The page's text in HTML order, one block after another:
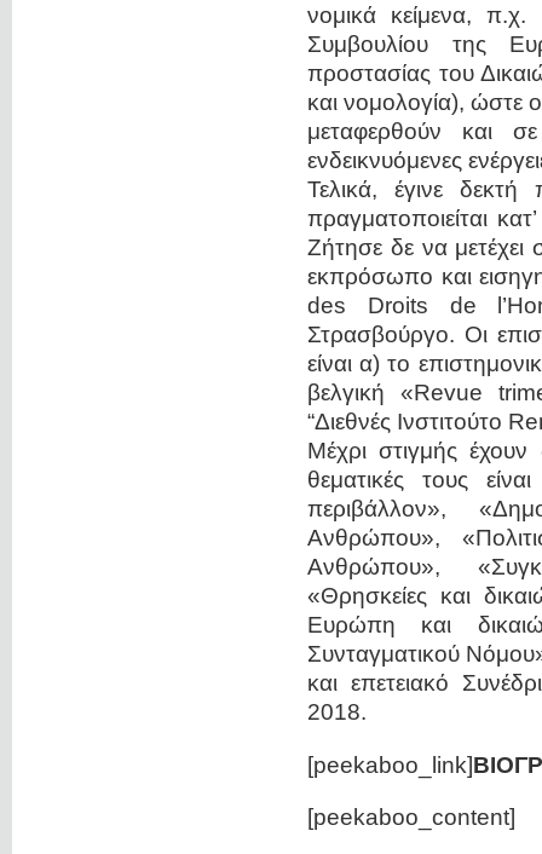
νομικά κείμενα,
Συμβουλίου της
προστασίας του
και νομολογία), ώστε
μεταφερθούν και
ενδεικνυόμενες
Τελικά, έγινε
πραγματοποιείται
Ζήτησε δε να μετέχει
εκπρόσωπο και
des Droits de
Στρασβούργο. Oι
είναι α) το
βελγική «Revue
“Διεθνές Ινστιτούτο
Μέχρι στιγμής έχουν
θεματικές τους
περιβάλλον»,
Ανθρώπου»,
Ανθρώπου»,
«Θρησκείες και
Ευρώπη και
Συνταγματικού
και επετειακό
2018.
[peekaboo_link]
[peekaboo_content]